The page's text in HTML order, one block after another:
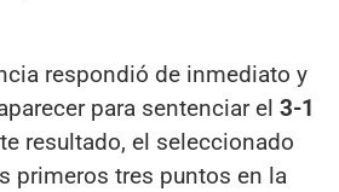
respondió de inmediato y
para sentenciar el 3-1
resultado, el seleccionado
primeros tres puntos en la